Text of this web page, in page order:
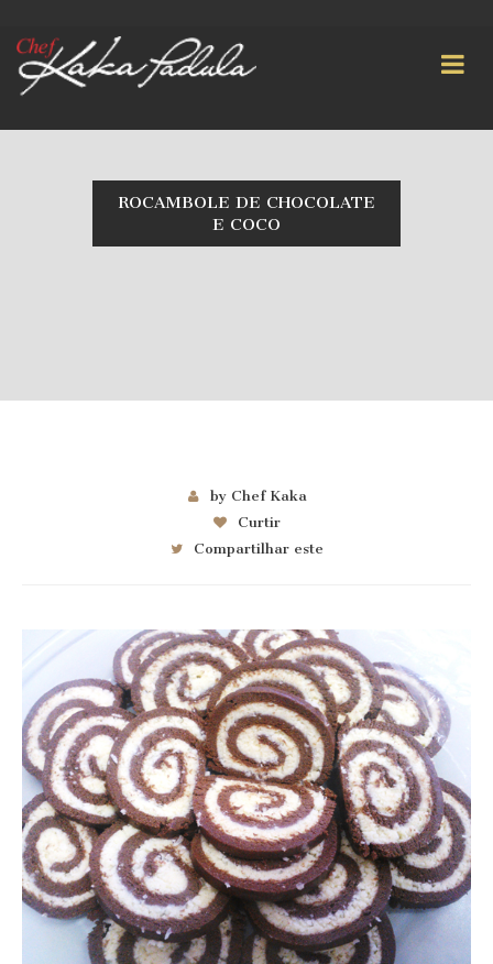
ROCAMBOLE DE CHOCOLATE
E COCO
by Chef Kaka
Curtir
Compartilhar este